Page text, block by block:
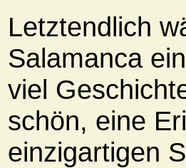
Letztendlich
Salamanca
viel
schön, eine
einzigartigen